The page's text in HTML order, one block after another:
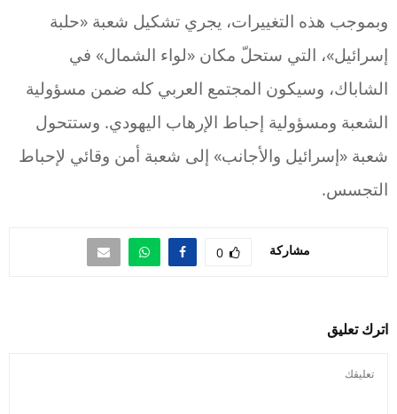
وبموجب هذه التغييرات، يجري تشكيل شعبة «حلبة
إسرائيل»، التي ستحلّ مكان «لواء الشمال» في
الشاباك، وسيكون المجتمع العربي كله ضمن مسؤولية
الشعبة ومسؤولية إحباط الإرهاب اليهودي. وستتحول
شعبة «إسرائيل والأجانب» إلى شعبة أمن وقائي لإحباط
التجسس.
مشاركة 0
اترك تعليق